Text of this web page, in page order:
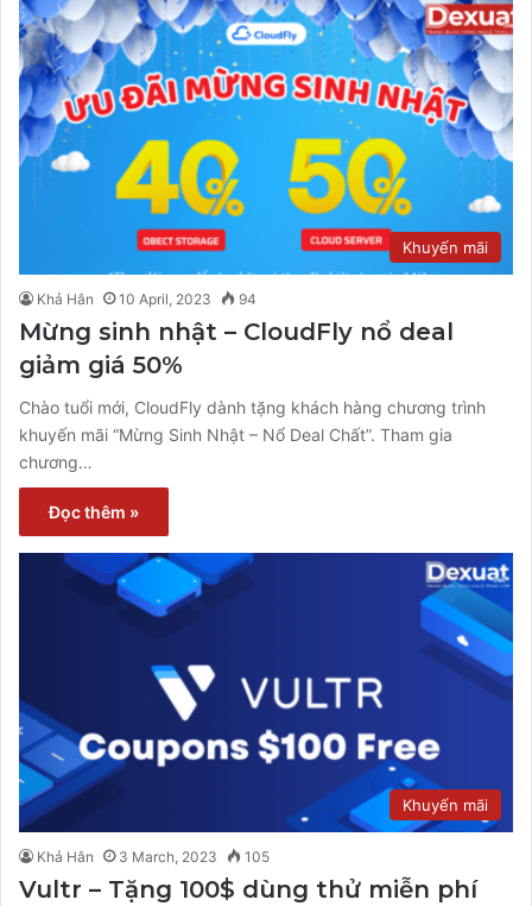
Khuyến mãi
Khả Hân 10 April, 2023 94
Mừng sinh nhật – CloudFly nổ deal
giảm giá 50%
Chào tuổi mới, CloudFly dành tặng khách hàng chương trình
khuyến mãi “Mừng Sinh Nhật – Nổ Deal Chất”. Tham gia
chương…
Đọc thêm »
Khuyến mãi
Khả Hân 3 March, 2023 105
Vultr – Tặng 100$ dùng thử miễn phí